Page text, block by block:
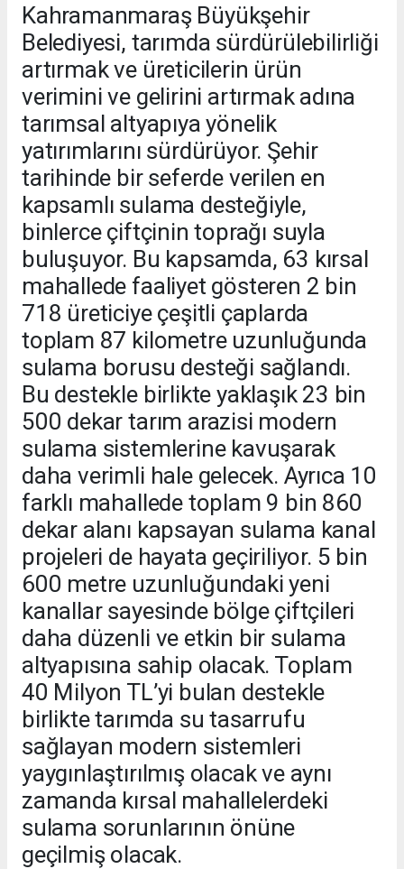
Kahramanmaraş Büyükşehir
Belediyesi, tarımda sürdürülebilirliği
artırmak ve üreticilerin ürün
verimini ve gelirini artırmak adına
tarımsal altyapıya yönelik
yatırımlarını sürdürüyor. Şehir
tarihinde bir seferde verilen en
kapsamlı sulama desteğiyle,
binlerce çiftçinin toprağı suyla
buluşuyor. Bu kapsamda, 63 kırsal
mahallede faaliyet gösteren 2 bin
718 üreticiye çeşitli çaplarda
toplam 87 kilometre uzunluğunda
sulama borusu desteği sağlandı.
Bu destekle birlikte yaklaşık 23 bin
500 dekar tarım arazisi modern
sulama sistemlerine kavuşarak
daha verimli hale gelecek. Ayrıca 10
farklı mahallede toplam 9 bin 860
dekar alanı kapsayan sulama kanal
projeleri de hayata geçiriliyor. 5 bin
600 metre uzunluğundaki yeni
kanallar sayesinde bölge çiftçileri
daha düzenli ve etkin bir sulama
altyapısına sahip olacak. Toplam
40 Milyon TL’yi bulan destekle
birlikte tarımda su tasarrufu
sağlayan modern sistemleri
yaygınlaştırılmış olacak ve aynı
zamanda kırsal mahallelerdeki
sulama sorunlarının önüne
geçilmiş olacak.